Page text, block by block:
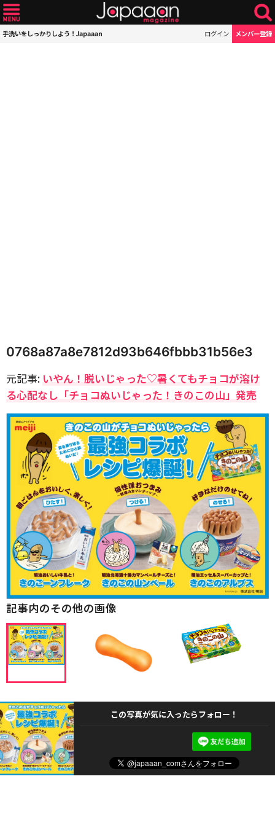
手洗いをしっかりしよう！Japaaan ログイン メンバー登録
0768a87a8e7812d93b646fbbb31b56e3
元記事: いやん！脱いじゃった♡暑くてもチョコが溶け
る心配なし「チョコぬいじゃった！きのこの山」発売
記事内のその他の画像
この写真が気に入ったらフォロー！